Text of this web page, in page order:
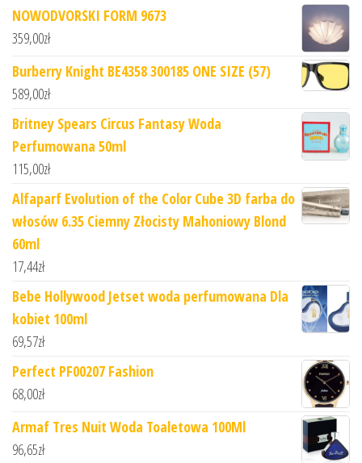
NOWODVORSKI FORM 9673
359,00zł
Burberry Knight BE4358 300185 ONE SIZE (57)
589,00zł
Britney Spears Circus Fantasy Woda
Perfumowana 50ml
115,00zł
Alfaparf Evolution of the Color Cube 3D farba do
włosów 6.35 Ciemny Złocisty Mahoniowy Blond
60ml
17,44zł
Bebe Hollywood Jetset woda perfumowana Dla
kobiet 100ml
69,57zł
Perfect PF00207 Fashion
68,00zł
Armaf Tres Nuit Woda Toaletowa 100Ml
96,65zł